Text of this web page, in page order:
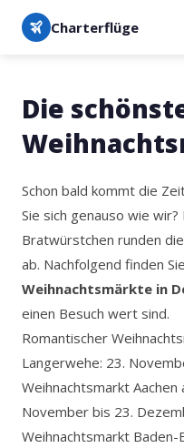
Charterflüge
Die
Schon bald kommt die
Sie sich genauso wie
Bratwürstchen runden
ab. Nachfolgend finden Sie
Weihnachtsmärkte in
einen Besuch wert sind.
Romantischer
Langerwehe: 23.
Weihnachtsmarkt Aachen
November bis 23.
Weihnachtsmarkt